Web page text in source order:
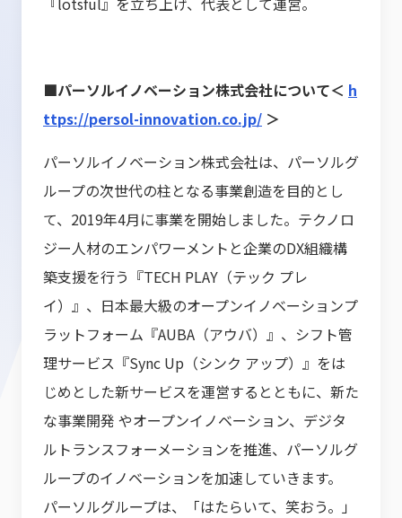
■パーソルイノベーション株式会社について＜ h
ttps://persol-innovation.co.jp/ ＞
パーソルイノベーション株式会社は、パーソルグ
ループの次世代の柱となる事業創造を目的とし
て、2019年4月に事業を開始しました。テクノロ
ジー人材のエンパワーメントと企業のDX組織構
築支援を行う『TECH PLAY（テック プレ
イ）』、日本最大級のオープンイノベーションプ
ラットフォーム『AUBA（アウバ）』、シフト管
理サービス『Sync Up（シンク アップ）』をは
じめとした新サービスを運営するとともに、新た
な事業開発 やオープンイノベーション、デジタ
ルトランスフォーメーションを推進、パーソルグ
ループのイノベーションを加速していきます。
パーソルグループは、「はたらいて、笑おう。」